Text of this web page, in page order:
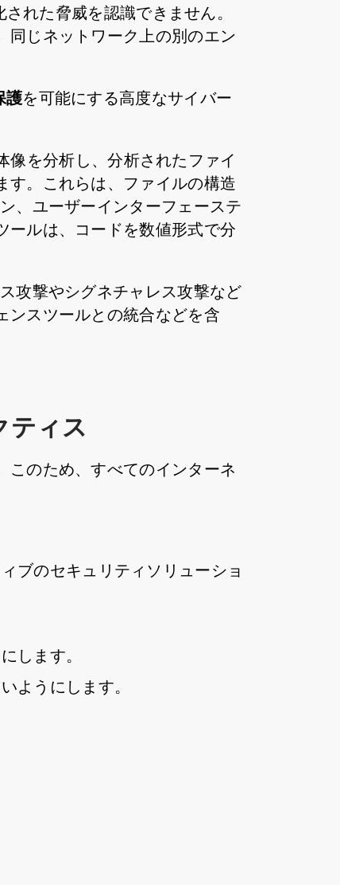
れた脅威を認識できません。
同じネットワーク上の別のエン
護を可能にする高度なサイバー
像を分析し、分析されたファイ
す。これらは、ファイルの構造
、ユーザーインターフェーステ
ールは、コードを数値形式で分
攻撃やシグネチャレス攻撃など
ンスツールとの統合などを含
ティス
このため、すべてのインターネ
ブのセキュリティソリューショ
します。
ようにします。